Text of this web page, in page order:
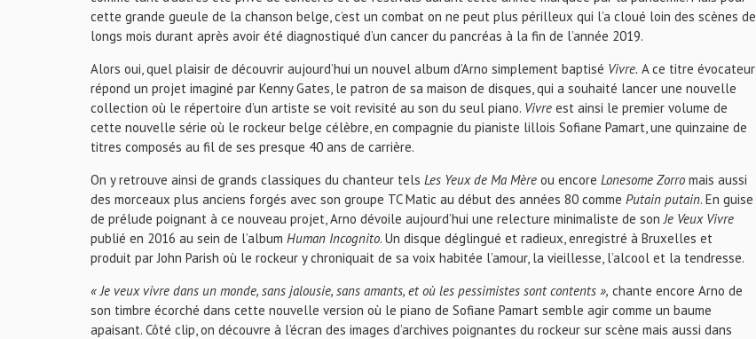
cette grande gueule de la chanson belge, c’est un combat on ne peut plus périlleux qui l’a cloué loin des scènes de
longs mois durant après avoir été diagnostiqué d’un cancer du pancréas à la fin de l’année 2019.
Alors oui, quel plaisir de découvrir aujourd’hui un nouvel album d’Arno simplement baptisé Vivre. A ce titre évocateur
répond un projet imaginé par Kenny Gates, le patron de sa maison de disques, qui a souhaité lancer une nouvelle
collection où le répertoire d’un artiste se voit revisité au son du seul piano. Vivre est ainsi le premier volume de
cette nouvelle série où le rockeur belge célèbre, en compagnie du pianiste lillois Sofiane Pamart, une quinzaine de
titres composés au fil de ses presque 40 ans de carrière.
On y retrouve ainsi de grands classiques du chanteur tels Les Yeux de Ma Mère ou encore Lonesome Zorro mais aussi
des morceaux plus anciens forgés avec son groupe TC Matic au début des années 80 comme Putain putain. En guise
de prélude poignant à ce nouveau projet, Arno dévoile aujourd’hui une relecture minimaliste de sonJe Veux Vivre
publié en 2016 au sein de l’album Human Incognito. Un disque déglingué et radieux, enregistré à Bruxelles et
produit par John Parish où le rockeur y chroniquait de sa voix habitée l’amour, la vieillesse, l’alcool et la tendresse.
« Je veux vivre dans un monde, sans jalousie, sans amants, et où les pessimistes sont contents », chante encore Arno de
son timbre écorché dans cette nouvelle version où le piano de Sofiane Pamart semble agir comme un baume
apaisant. Côté clip, on découvre à l’écran des images d’archives poignantes du rockeur sur scène mais aussi dans